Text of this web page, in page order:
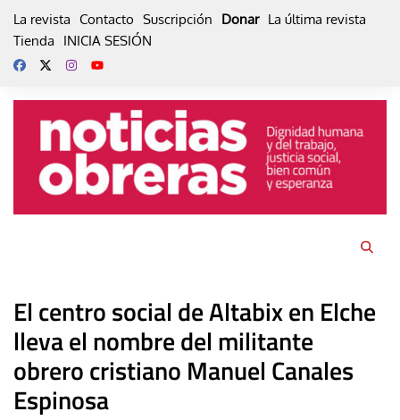
La revista Contacto Suscripción Donar La última revista
Tienda
INICIA SESIÓN
El centro social de Altabix en Elche
lleva el nombre del militante
obrero cristiano Manuel Canales
Espinosa